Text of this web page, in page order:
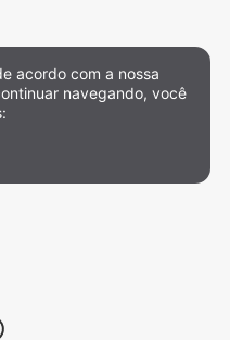
Whatsapp
acordo com a nossa
navegando, você